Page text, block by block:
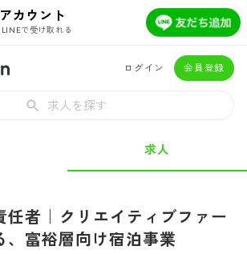
カウント
で受け取れる
ログイン 会員登録
求人を探す
求人
任者｜クリエイティブファー
、富裕層向け宿泊事業